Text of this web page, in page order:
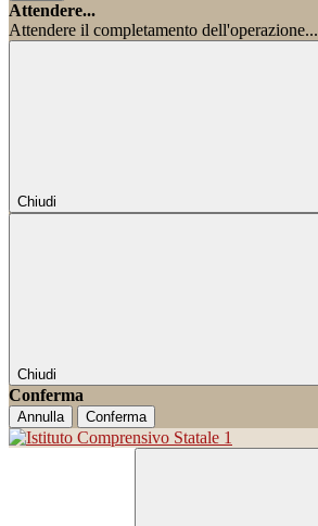
Attendere...
Attendere il completamento dell'operazione...
Chiudi
Chiudi
Conferma
Annulla Conferma